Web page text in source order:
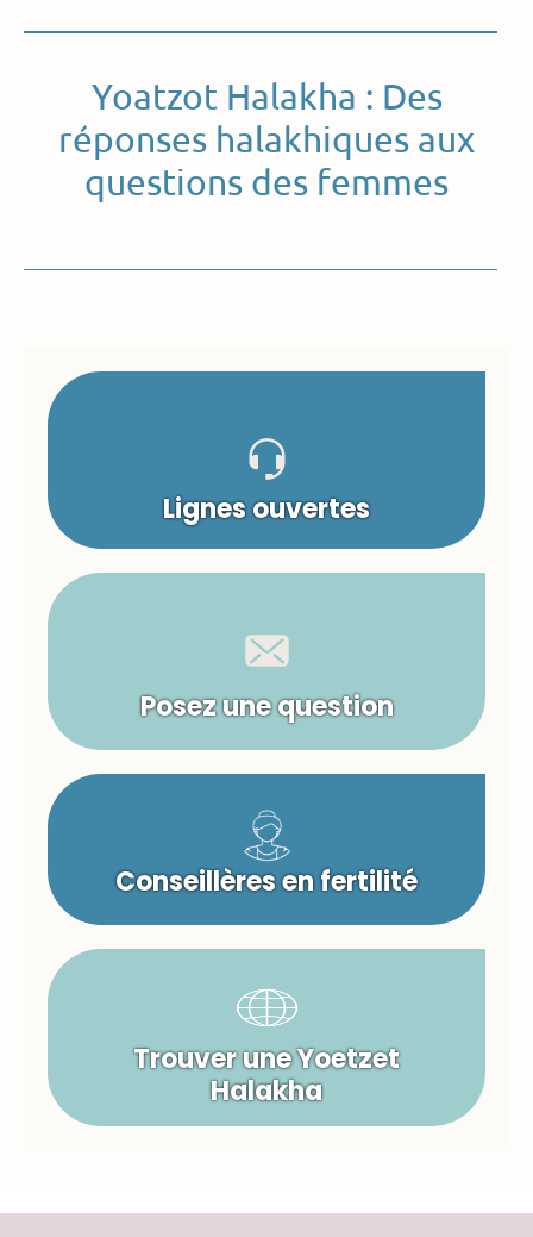
Yoatzot Halakha : Des
réponses halakhiques aux
questions des femmes
Lignes ouvertes
Posez une question
Conseillères en fertilité
Trouver une Yoetzet
Halakha